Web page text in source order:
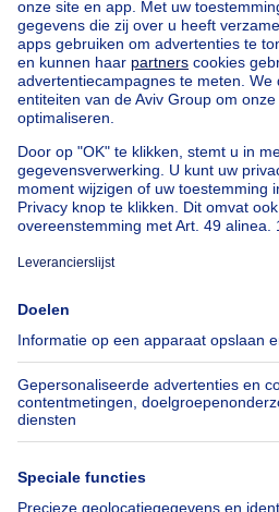
Huis te koop Luxemburg
Goedkoop vastgoed
Goedkope
Onze huurwoningen
Appartement te koop met 3
Huis te koop met 3
Huis te koop met 3
Over
Immoweb
Pers
Jobs
Axel Springer Group
SeLoger.com
Immowelt.de
Hulp